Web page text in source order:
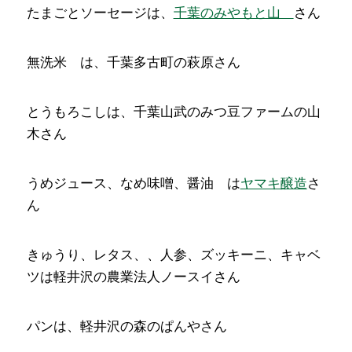
たまごとソーセージは、 千葉のみやもと山 さん
無洗米 は、千葉多古町の萩原さん
とうもろこしは、千葉山武のみつ豆ファームの山
木さん
うめジュース、なめ味噌、醤油 はヤマキ醸造さ
ん
きゅうり、レタス、、人参、ズッキーニ、キャベ
ツは軽井沢の農業法人ノースイさん
パンは、軽井沢の森のぱんやさん